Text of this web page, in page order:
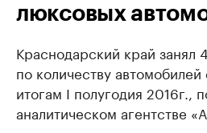
люксовых
Краснодарский край занял
по количеству
итогам I полугодия 2016г.,
аналитическом агентстве